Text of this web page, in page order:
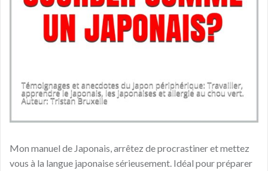
Mon manuel de Japonais, arrêtez de procrastiner et mettez
vous à la langue japonaise sérieusement. Idéal pour préparer